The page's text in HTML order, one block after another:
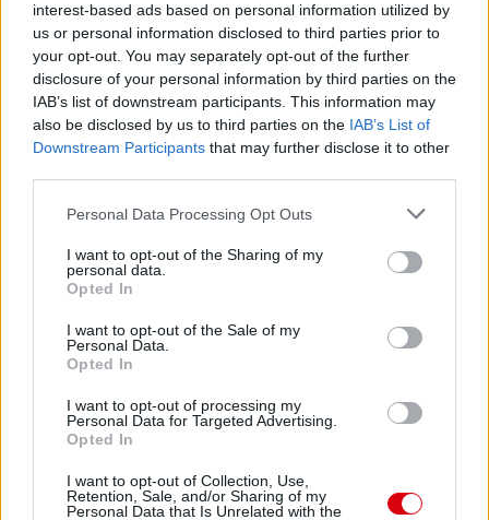
interest-based ads based on personal information utilized by
us or personal information disclosed to third parties prior to
your opt-out. You may separately opt-out of the further
disclosure of your personal information by third parties on the
IAB’s list of downstream participants. This information may
also be disclosed by us to third parties on the IAB’s List of
Downstream Participants that may further disclose it to other
Please note that this website/app uses one or more Google
not limited to your visit or usage behaviour. You may click to
grant or deny consent to Google and its third-party tags to
use your data for below specified purposes in below Google
consent section.
Personal Data Processing Opt Outs
I want to opt-out of the Sharing of my
personal data.
Opted In
I want to opt-out of the Sale of my
Personal Data.
Opted In
I want to opt-out of processing my
Personal Data for Targeted Advertising.
Opted In
I want to opt-out of Collection, Use,
Retention, Sale, and/or Sharing of my
Personal Data that Is Unrelated with the